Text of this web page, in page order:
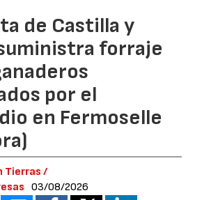
de Castilla y
forraje
por el
en Fermoselle
Tierras /
03/08/2026